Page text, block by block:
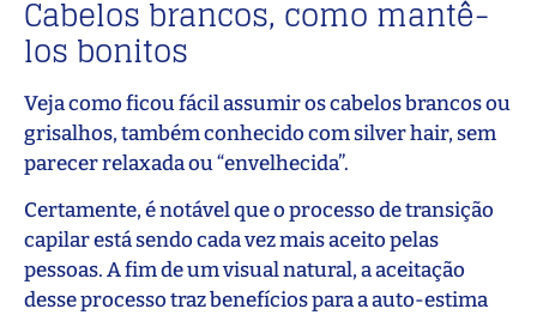
Cabelos brancos, como mantê-
los bonitos
Veja como ficou fácil assumir os cabelos brancos ou
grisalhos, também conhecido com silver hair, sem
parecer relaxada ou “envelhecida”.
Certamente, é notável que o processo de transição
capilar está sendo cada vez mais aceito pelas
pessoas. A fim de um visual natural, a aceitação
desse processo traz benefícios para a auto-estima